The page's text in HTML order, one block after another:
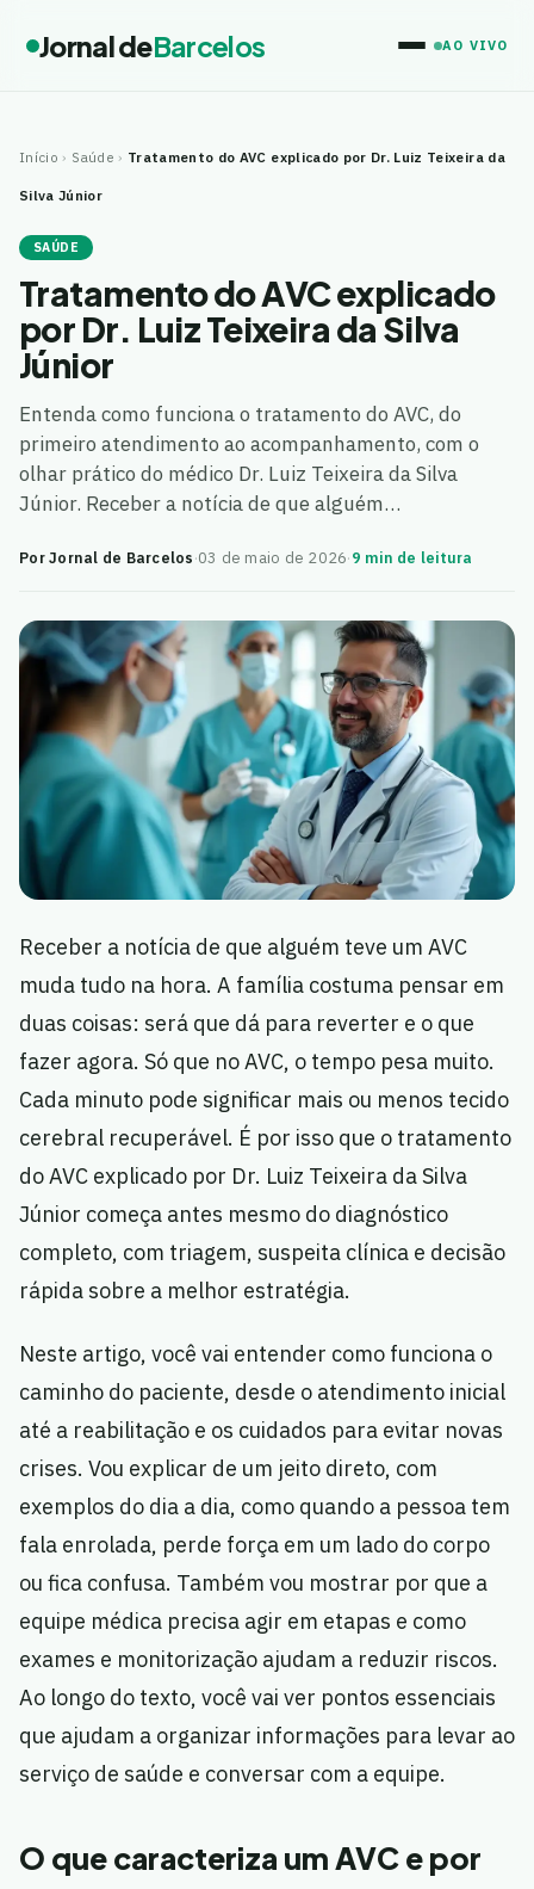
Jornal deBarcelos AO VIVO
Início › Saúde › Tratamento do AVC explicado por Dr. Luiz Teixeira da
Silva Júnior
SAÚDE
Tratamento do AVC explicado
por Dr. Luiz Teixeira da Silva
Júnior
Entenda como funciona o tratamento do AVC, do
primeiro atendimento ao acompanhamento, com o
olhar prático do médico Dr. Luiz Teixeira da Silva
Júnior. Receber a notícia de que alguém…
Por Jornal de Barcelos·03 de maio de 2026·9 min de leitura
Receber a notícia de que alguém teve um AVC
muda tudo na hora. A família costuma pensar em
duas coisas: será que dá para reverter e o que
fazer agora. Só que no AVC, o tempo pesa muito.
Cada minuto pode significar mais ou menos tecido
cerebral recuperável. É por isso que o tratamento
do AVC explicado por Dr. Luiz Teixeira da Silva
Júnior começa antes mesmo do diagnóstico
completo, com triagem, suspeita clínica e decisão
rápida sobre a melhor estratégia.
Neste artigo, você vai entender como funciona o
caminho do paciente, desde o atendimento inicial
até a reabilitação e os cuidados para evitar novas
crises. Vou explicar de um jeito direto, com
exemplos do dia a dia, como quando a pessoa tem
fala enrolada, perde força em um lado do corpo
ou fica confusa. Também vou mostrar por que a
equipe médica precisa agir em etapas e como
exames e monitorização ajudam a reduzir riscos.
Ao longo do texto, você vai ver pontos essenciais
que ajudam a organizar informações para levar ao
serviço de saúde e conversar com a equipe.
O que caracteriza um AVC e por